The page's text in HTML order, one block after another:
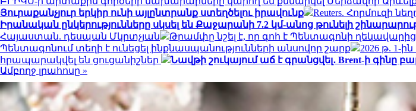
Յուրաքանչյուր երկիր ունի այլընտրանք ստեղծելու իրավունք
Reuters. Հորմուզի
Իրանական ընկերությունները սկսել են Քաջարանի 7.2 կմ-անոց թունելի
Հայաստան. դեսպան Մկրտչյան
Թրամփը նշել է, որ գոհ է Պենտագոնի ղեկավարից
Պենտագոնում տեղի է ունեցել ինքնասպանությունների անսովոր շարք
2026 թ. 1-
հրապարակվել են ցուցանիշներ
Նավթի շուկայում աճ է գրանցվել․ Brent-ի գինը
Ամբողջ լրահոսը »